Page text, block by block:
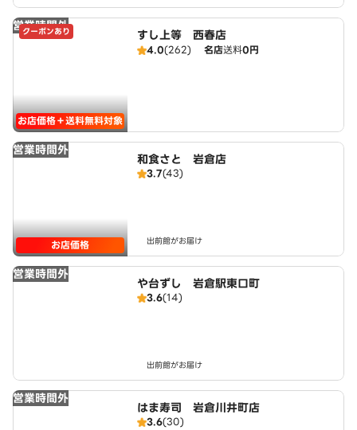
営業時間外
クーポンあり
お店価格＋送料無料対象
すし上等 西春店
4.0(262) 名店送料0円
営業時間外
お店価格
和食さと 岩倉店
3.7(43)
出前館がお届け
営業時間外
や台ずし 岩倉駅東口町
3.6(14)
出前館がお届け
営業時間外
はま寿司 岩倉川井町店
3.6(30)